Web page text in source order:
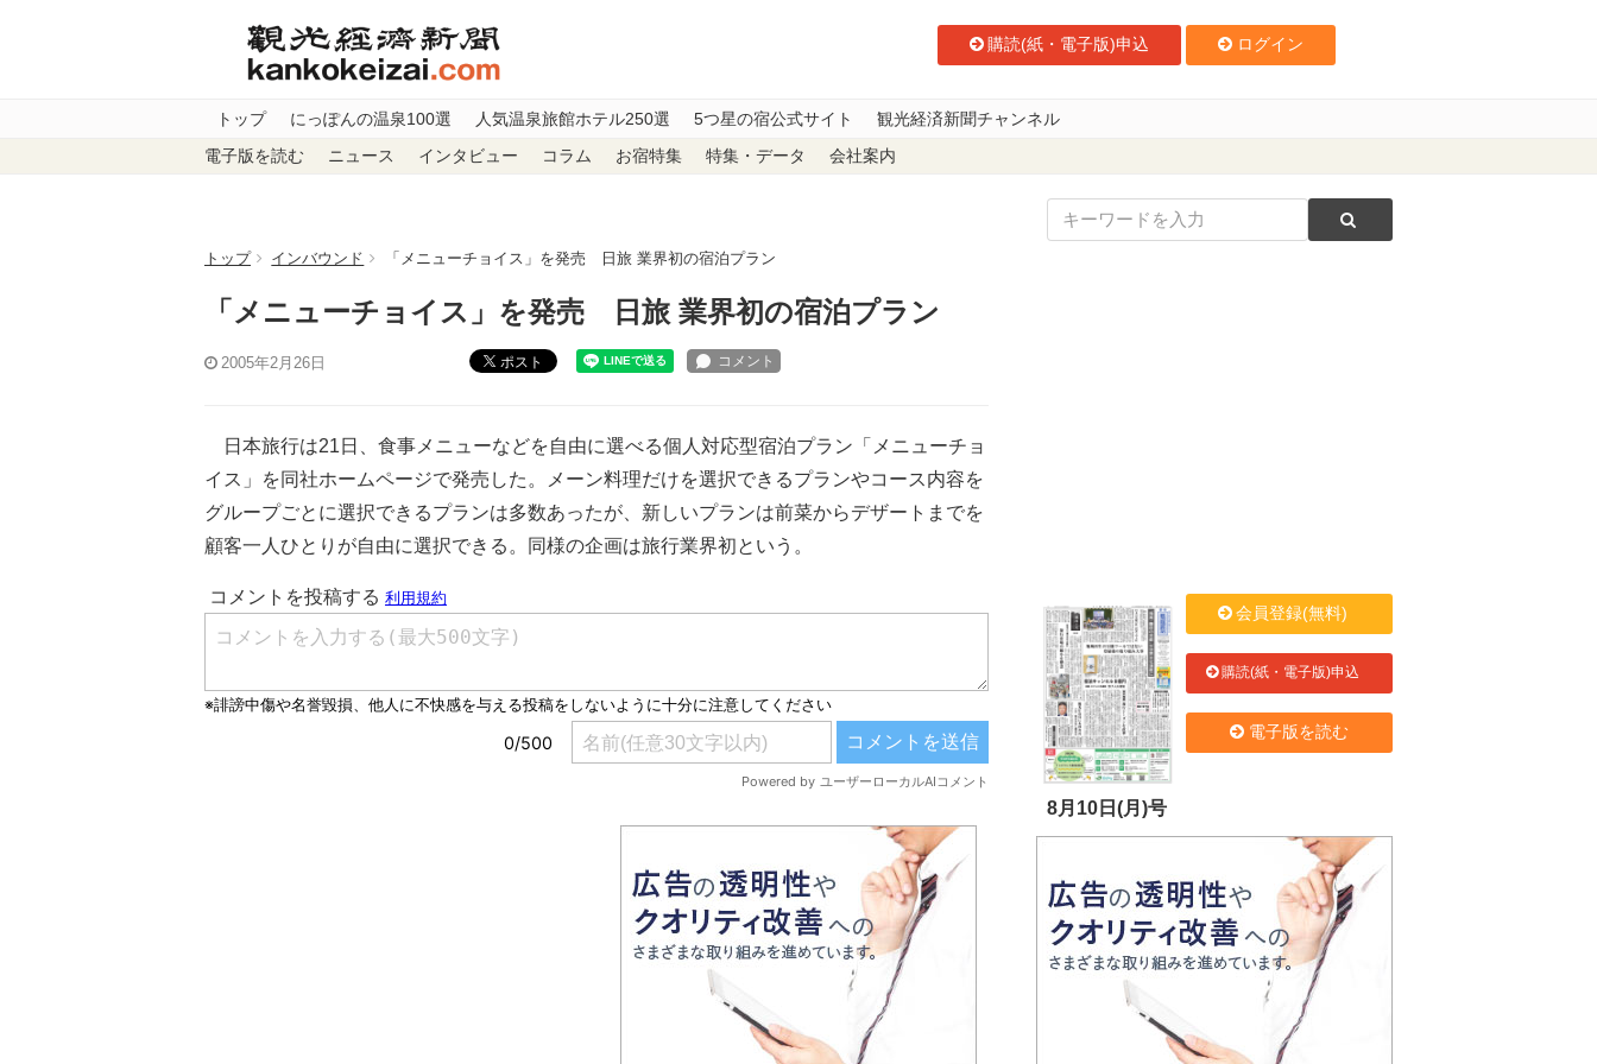
購読(紙・電子版)申込 ログイン
トップ にっぽんの温泉100選 人気温泉旅館ホテル250選 5つ星の宿公式サイト 観光経済新聞チャンネル
電子版を読む ニュース インタビュー コラム お宿特集 特集・データ 会社案内
トップ インバウンド 「メニューチョイス」を発売 日旅 業界初の宿泊プラン
「メニューチョイス」を発売 日旅 業界初の宿泊プラン
2005年2月26日 ポスト
日本旅行は21日、食事メニューなどを自由に選べる個人対応型宿泊プラン「メニューチョ
イス」を同社ホームページで発売した。メーン料理だけを選択できるプランやコース内容を
グループごとに選択できるプランは多数あったが、新しいプランは前菜からデザートまでを
顧客一人ひとりが自由に選択できる。同様の企画は旅行業界初という。
8月10日(月)号
会員登録(無料)
購読(紙・電子版)申込
電子版を読む